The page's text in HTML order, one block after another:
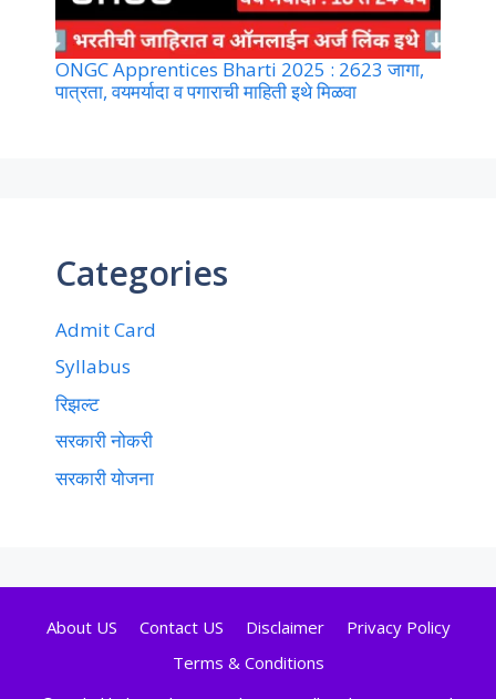
ONGC Apprentices Bharti 2025 : 2623 जागा,
पात्रता, वयमर्यादा व पगाराची माहिती इथे मिळवा
Categories
Admit Card
Syllabus
रिझल्ट
सरकारी नोकरी
सरकारी योजना
About US Contact US Disclaimer
Privacy Policy
Terms & Conditions